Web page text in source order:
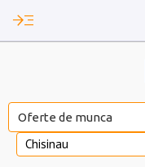
read_more
Chisinau